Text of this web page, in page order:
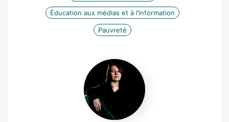
Éducation aux médias et à l’information
Pauvreté
Florie
Marie